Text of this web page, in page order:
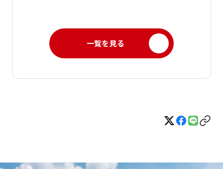
一覧を見る